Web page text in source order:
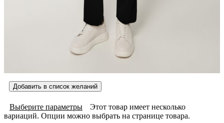
Добавить в список желаний
Выберите параметры
Этот товар имеет несколько
вариаций. Опции можно выбрать на странице товара.